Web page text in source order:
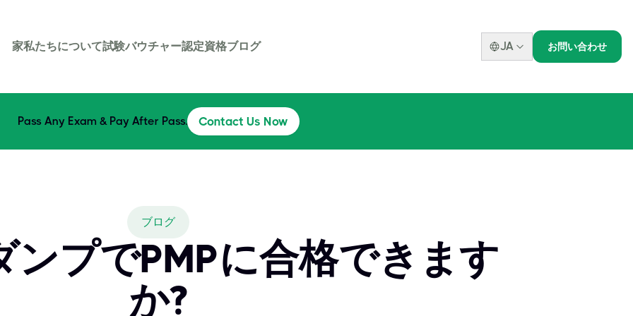
家私たちについて試験バウチャー認定資格ブログ JA お問い合わせ
Pass Any Exam & Pay After Pass. Contact Us Now
ブログ
ンプでPMPに合格できます
か?